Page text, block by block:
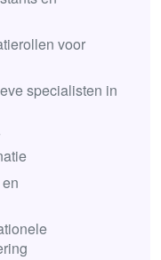
voor
specialisten in